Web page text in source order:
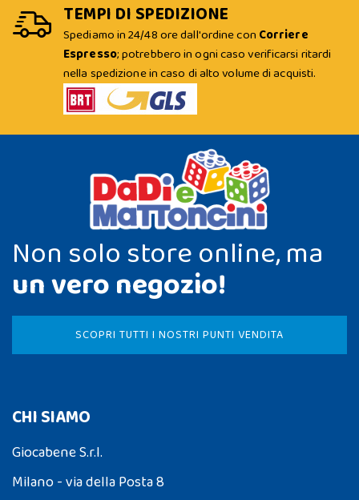
TEMPI DI SPEDIZIONE
Spediamo in 24/48 ore dall'ordine con Corriere
Espresso; potrebbero in ogni caso verificarsi ritardi
nella spedizione in caso di alto volume di acquisti.
Non solo store online, ma
un vero negozio!
SCOPRI TUTTI I NOSTRI PUNTI VENDITA
CHI SIAMO
Giocabene S.r.l.
Milano - via della Posta 8